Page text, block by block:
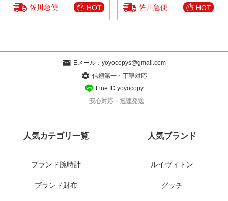
佐川急便 HOT 佐川急便 HOT
Eメール： yoyocopys@gmail.com
信頼第一・丁寧対応
Line ID:yoyocopy
安心対応・迅速発送
人気カテゴリ一覧
ブランド腕時計
ブランド財布
人気ブランド
ルイヴィトン
グッチ